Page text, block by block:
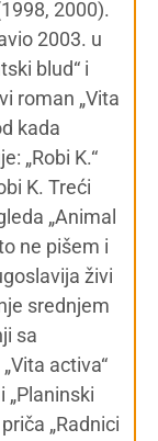
2000).
2003. u
blud“ i
roman „Vita
kada
„Robi K.“
K. Treći
„Animal
ne pišem i
živi
srednjem
sa
activa“
„Planinski
„Radnici